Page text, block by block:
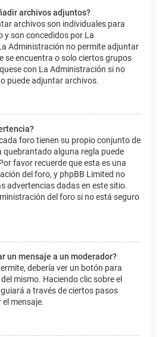
archivos adjuntos?
archivos son individuales para
y son concedidos por La
Administración no permite adjuntar
se encuentra o solo ciertos grupos
con La Administración si no
puede adjuntar archivos.
foro tienen su propio conjunto de
quebrantado alguna regla puede
favor recuerde que esta es una
del foro, y phpBB Limited no
advertencias dadas en este sitio.
del foro si no está seguro
un mensaje a un moderador?
debería ver un botón para
mismo. Haciendo clic sobre el
a través de ciertos pasos
mensaje.